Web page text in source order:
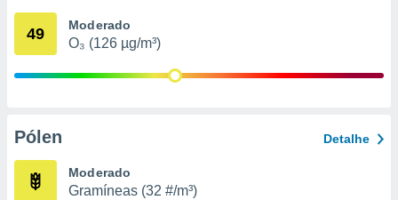
através
49 Moderado
O₃ (126 µg/m³)
Pólen Detalhe
Moderado
Gramíneas (32 #/m³)